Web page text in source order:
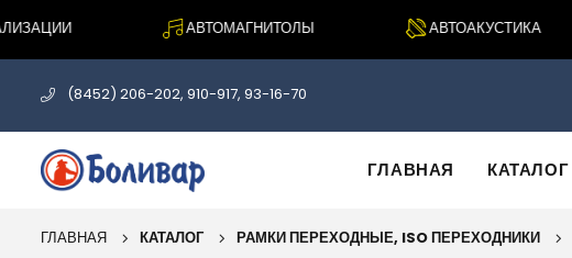
АВТОМАГНИТОЛЫ АВТОАКУСТИКА
(8452) 206-202, 910-917, 93-16-70
ГЛАВНАЯ КАТАЛОГ
ГЛАВНАЯ КАТАЛОГ РАМКИ ПЕРЕХОДНЫЕ, ISO ПЕРЕХОДНИКИ